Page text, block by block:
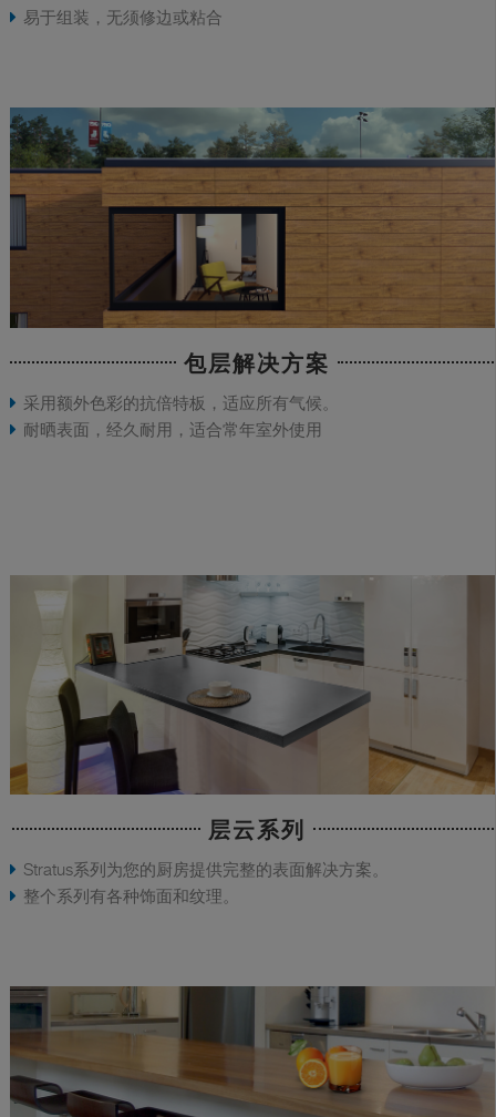
易于组装，无须修边或粘合
包层解决方案
采用额外色彩的抗倍特板，适应所有气候。
耐晒表面，经久耐用，适合常年室外使用
层云系列
Stratus系列为您的厨房提供完整的表面解决方案。
整个系列有各种饰面和纹理。